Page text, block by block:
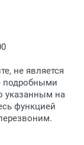
на пункте
счет.
35.
в пункт
с
при себе
течение 3
на
не является
подробными
указанным на
функцией